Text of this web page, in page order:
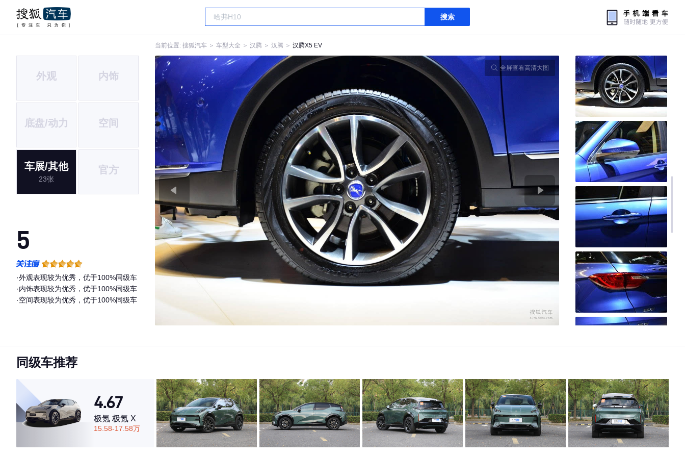
搜索
当前位置: 搜狐汽车 ＞ 车型大全 ＞ 汉腾 ＞ 汉腾 ＞ 汉腾X5 EV
外观 内饰
底盘/动力 空间
车展/其他
23张
官方
5
·外观表现较为优秀，优于100%同级车
·内饰表现较为优秀，优于100%同级车
·空间表现较为优秀，优于100%同级车
全屏查看高清大图
同级车推荐
4.67
极氪 极氪 X
15.58-17.58万